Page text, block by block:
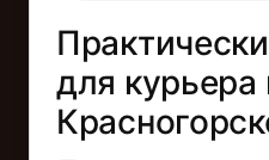
для курьерa